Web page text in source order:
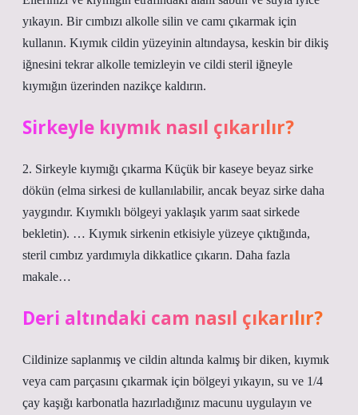
yıkayın. Bir cımbızı alkolle silin ve camı çıkarmak için
kullanın. Kıymık cildin yüzeyinin altındaysa, keskin bir dikiş
iğnesini tekrar alkolle temizleyin ve cildi steril iğneyle
kıymığın üzerinden nazikçe kaldırın.
Sirkeyle kıymık nasıl çıkarılır?
2. Sirkeyle kıymığı çıkarma Küçük bir kaseye beyaz sirke
dökün (elma sirkesi de kullanılabilir, ancak beyaz sirke daha
yaygındır. Kıymıklı bölgeyi yaklaşık yarım saat sirkede
bekletin). … Kıymık sirkenin etkisiyle yüzeye çıktığında,
steril cımbız yardımıyla dikkatlice çıkarın. Daha fazla
makale…
Deri altındaki cam nasıl çıkarılır?
Cildinize saplanmış ve cildin altında kalmış bir diken, kıymık
veya cam parçasını çıkarmak için bölgeyi yıkayın, su ve 1/4
çay kaşığı karbonatla hazırladığınız macunu uygulayın ve